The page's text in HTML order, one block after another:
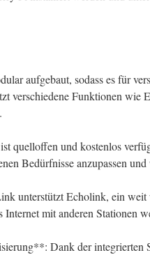
aufgebaut, sodass es für
verschiedene Funktionen wie
quelloffen und kostenlos
Bedürfnisse anzupassen
unterstützt Echolink, ein weit
Internet mit anderen Stationen
Dank der integrierten